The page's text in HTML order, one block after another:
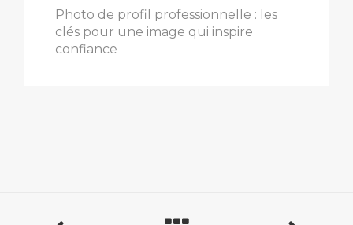
Photo de profil professionnelle : les
clés pour une image qui inspire
confiance